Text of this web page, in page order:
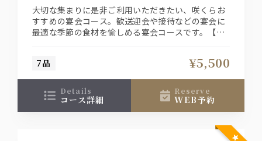
大切な集まりに是非ご利用いただきたい、咲くらお
すすめの宴会コース。歓送迎会や接待などの宴会に
最適な季節の食材を愉しめる宴会コースです。【黒
7品 ¥5,500
details
コース詳細
reserve
WEB予約